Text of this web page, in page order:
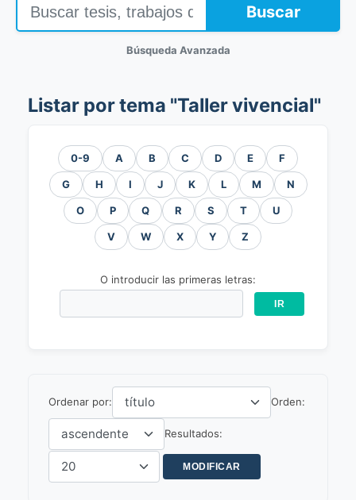
Buscar
Búsqueda Avanzada
Listar por tema "Taller vivencial"
0-9 A B C D E F
G H I J K L M N
O P Q R S T U
V W X Y Z
O introducir las primeras letras:
Ordenar por: Orden:
Resultados: